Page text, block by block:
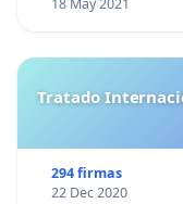
18 May 2021
Tratado
294 firmas
22 Dec 2020